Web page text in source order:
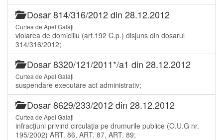
Dosar 814/316/2012 din 28.12.2012
Curtea de Apel Galați
violarea de domiciliu (art.192 C.p.) disjuns din dosarul
314/316/2012;
Dosar 8320/121/2011*/a1 din 28.12.2012
Curtea de Apel Galați
suspendare executare act administrativ;
Dosar 8629/233/2012 din 28.12.2012
Curtea de Apel Galați
infracţiuni privind circulaţia pe drumurile publice (O.U.G nr.
195/2002) ART. 86, ART. 87, ART. 89;